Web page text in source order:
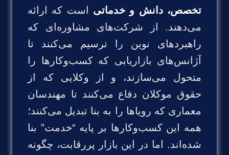
تخصص، دانش و خدماتی است که ارائه
می‌دهند. از شرکت‌های مشاوره‌ای که
راهبردهای نوین را ترسیم می‌کنند تا
آژانس‌های بازاریابی که کسب‌وکارها را
متحول می‌سازند، و از وکلایی که از
حقوق موکلان دفاع می‌کنند تا مهندسان
معماری که رویاها را به بنا تبدیل می‌کنند؛
همه این کسب‌وکارها بر پایه “خدمت” بنا
شده‌اند. اما در این بازار پررقابت، چگونه